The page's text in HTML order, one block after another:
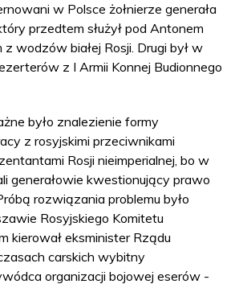
w Polsce żołnierze generała
przedtem służył pod Antonem
z wodzów białej Rosji. Drugi był w
z I Armii Konnej Budionnego
było znalezienie formy
z rosyjskimi przeciwnikami
Rosji nieimperialnej, bo w
generałowie kwestionujący prawo
rozwiązania problemu było
Rosyjskiego Komitetu
kierował eksminister Rządu
carskich wybitny
organizacji bojowej eserów -